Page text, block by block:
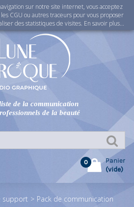
Connexion
de la communication
de la beauté
Panier
0
(vide)
support > Pack de communication
sur notre site internet, vous acceptez
CGU ou autres traceurs pour vous proposer
des statistiques de visites. En savoir plus...